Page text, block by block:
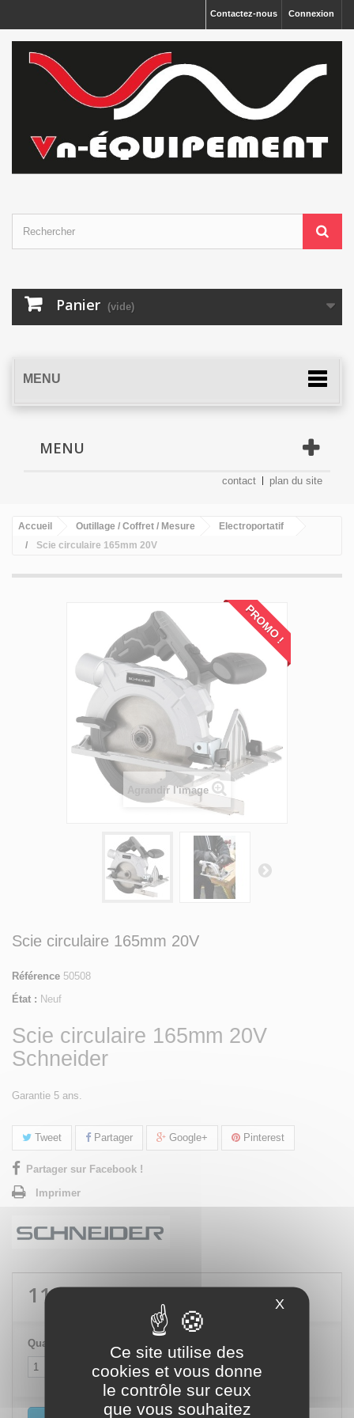
Ce site utilise des
cookies et vous donne
le contrôle sur ceux
que vous souhaitez
X Masquer
Connexion
Contactez-nous
Panier (vide)
MENU
MENU
contact plan du site
Accueil Outillage / Coffret / Mesure
Electroportatif
Scie circulaire 165mm 20V
PROMO !
Agrandir l'image
Scie circulaire 165mm 20V
Référence 50508
État : Neuf
Scie circulaire 165mm 20V
Schneider
Garantie 5 ans.
Tweet Partager Google+ Pinterest
Partager sur Facebook !
Imprimer
118,80 €TTC
Quantité